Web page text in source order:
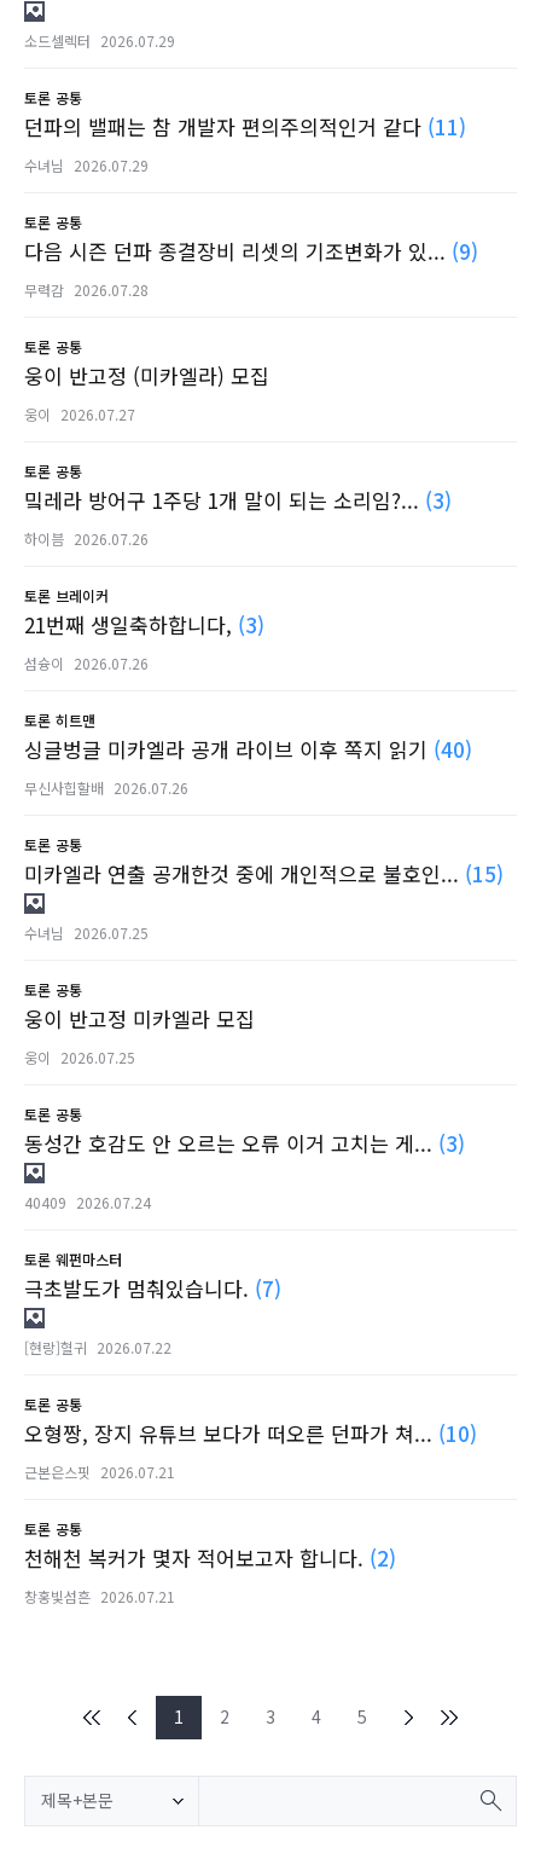
소드셀렉터 2026.07.29
토론 공통
던파의 밸패는 참 개발자 편의주의적인거 같다 (11)
수녀님 2026.07.29
토론 공통
다음 시즌 던파 종결장비 리셋의 기조변화가 있... (9)
무력감 2026.07.28
토론 공통
웅이 반고정 (미카엘라) 모집
웅이 2026.07.27
토론 공통
밐레라 방어구 1주당 1개 말이 되는 소리임?... (3)
하이븜 2026.07.26
토론 브레이커
21번째 생일축하합니다, (3)
섬슝이 2026.07.26
토론 히트맨
싱글벙글 미카엘라 공개 라이브 이후 쪽지 읽기 (40)
무신사힙할배 2026.07.26
토론 공통
미카엘라 연출 공개한것 중에 개인적으로 불호인... (15)
수녀님 2026.07.25
토론 공통
웅이 반고정 미카엘라 모집
웅이 2026.07.25
토론 공통
동성간 호감도 안 오르는 오류 이거 고치는 게... (3)
40409 2026.07.24
토론 웨펀마스터
극초발도가 멈춰있습니다. (7)
[현랑]혈귀 2026.07.22
토론 공통
오형짱, 장지 유튜브 보다가 떠오른 던파가 쳐... (10)
근본은스핏 2026.07.21
토론 공통
천해천 복커가 몇자 적어보고자 합니다. (2)
창홍빛섬흔 2026.07.21
1 2 3 4 5
제목+본문